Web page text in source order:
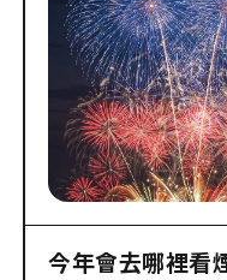
今年會去哪裡看